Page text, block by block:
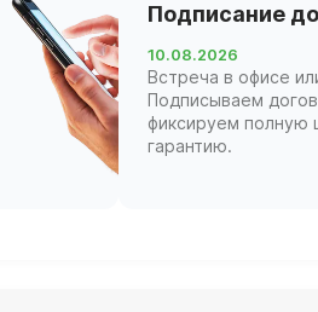
Подписание
10.08.2026
Встреча в офисе
Подписываем
фиксируем полную
гарантию.